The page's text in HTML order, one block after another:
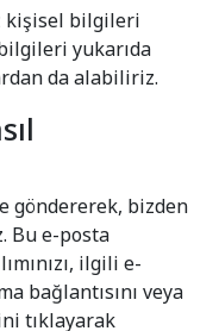
kişisel bilgileri
yukarıda
da alabiliriz.
göndererek, bizden
Bu e-posta
ilgili e-
bağlantısını veya
tıklayarak